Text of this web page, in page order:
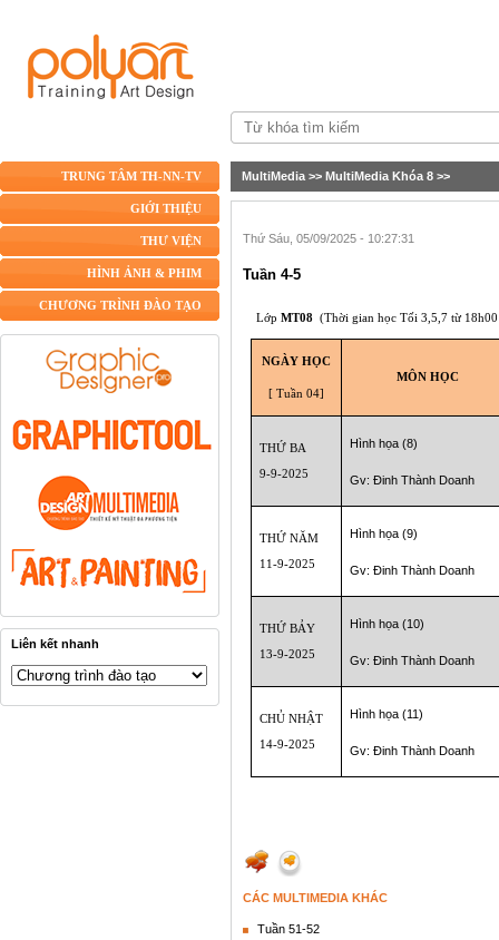
TRUNG TÂM TH-NN-TV
GIỚI THIỆU
THƯ VIỆN
HÌNH ẢNH & PHIM
CHƯƠNG TRÌNH ĐÀO TẠO
Liên kết nhanh
MultiMedia >> MultiMedia Khóa 8 >>
Thứ Sáu, 05/09/2025 - 10:27:31
Tuần 4-5
Lớp MT08 (Thời gian học Tối 3,5,7 từ
NGÀY HỌC
[ Tuần 04]
MÔN HỌC
THỨ BA
9-9-2025
Hình họa (8)
Gv: Đinh Thành Doanh
THỨ NĂM
11-9-2025
Hình họa (9)
Gv: Đinh Thành Doanh
THỨ BẢY
13-9-2025
Hình họa (10)
Gv: Đinh Thành Doanh
CHỦ NHẬT
14-9-2025
Hình họa (11)
Gv: Đinh Thành Doanh
CÁC MULTIMEDIA KHÁC
Tuần 51-52